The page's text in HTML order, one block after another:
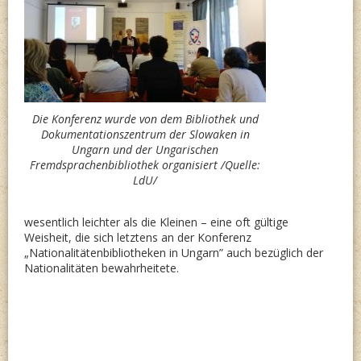
Die Konferenz wurde von dem Bibliothek und
Dokumentationszentrum der Slowaken in
Ungarn und der Ungarischen
Fremdsprachenbibliothek organisiert /Quelle:
LdU/
wesentlich leichter als die Kleinen – eine oft gültige
Weisheit, die sich letztens an der Konferenz
„Nationalitätenbibliotheken in Ungarn” auch bezüglich der
Nationalitäten bewahrheitete.